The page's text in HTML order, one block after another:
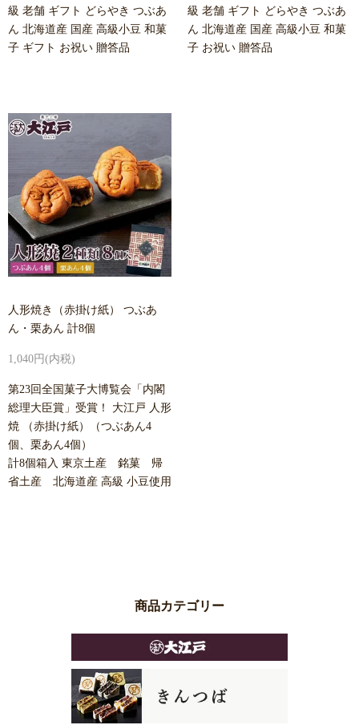
級 老舗 ギフト どらやき つぶあ
ん 北海道産 国産 高級小豆 和菓
子 ギフト お祝い 贈答品
級 老舗 ギフト どらやき つぶあ
ん 北海道産 国産 高級小豆 和菓
子 お祝い 贈答品
人形焼き（赤掛け紙） つぶあ
ん・栗あん 計8個
1,040円(内税)
第23回全国菓子大博覧会「内閣
総理大臣賞」受賞！ 大江戸 人形
焼 （赤掛け紙）（つぶあん4
個、栗あん4個）
計8個箱入 東京土産 銘菓 帰
省土産 北海道産 高級 小豆使用
商品カテゴリー